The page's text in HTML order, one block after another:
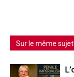
Sur le même sujet